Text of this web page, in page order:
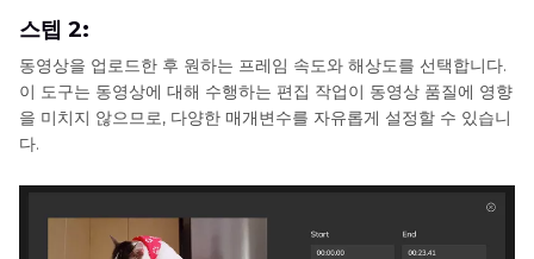
스텝 2:
동영상을 업로드한 후 원하는 프레임 속도와 해상도를 선택합니다.
이 도구는 동영상에 대해 수행하는 편집 작업이 동영상 품질에 영향
을 미치지 않으므로, 다양한 매개변수를 자유롭게 설정할 수 있습니
다.